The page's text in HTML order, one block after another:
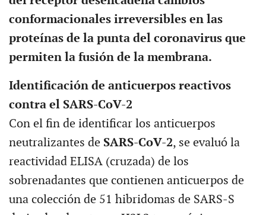
conformacionales irreversibles en las
proteínas de la punta del coronavirus que
permiten la fusión de la membrana.
Identificación de anticuerpos reactivos
contra el SARS-CoV-2
Con el fin de identificar los anticuerpos
neutralizantes de SARS-CoV-2, se evaluó la
reactividad ELISA (cruzada) de los
sobrenadantes que contienen anticuerpos de
una colección de 51 hibridomas de SARS-S